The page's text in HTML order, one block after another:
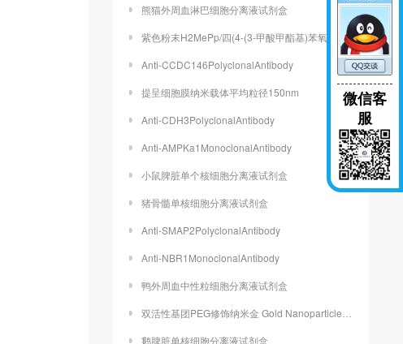
熊猫外周血淋巴细胞分离液试剂盒
紫色粉末H2MePp/四(4-(3-甲酸甲酯基)苯氧基)苯基卟啉齐岳
Anti-CCDC146PolyclonalAntibody
提呈细胞膜纳米载体平均粒径150nm
Anti-CDH3PolyclonalAntibody
Anti-AMPKa1MonoclonalAntibody
小鼠脾脏单个核细胞分离液试剂盒
猪骨髓单核细胞分离液试剂盒
Anti-SMAP2PolyclonalAntibody
Anti-NBR1MonoclonalAntibody
鸭外周血中性粒细胞分离液试剂盒
双活性基团PEG修饰纳米金 Gold Nanoparticles 20nm (0.5mg/ml)
鹅脾脏单核细胞分离液试剂盒
微信客
服